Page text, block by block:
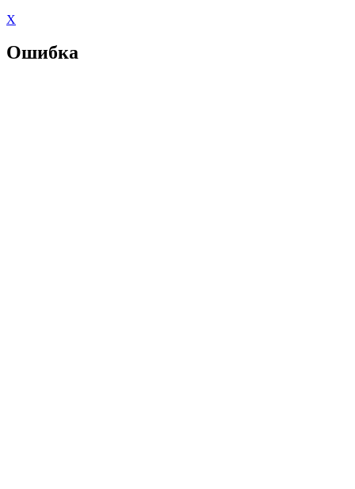
X
Ошибка